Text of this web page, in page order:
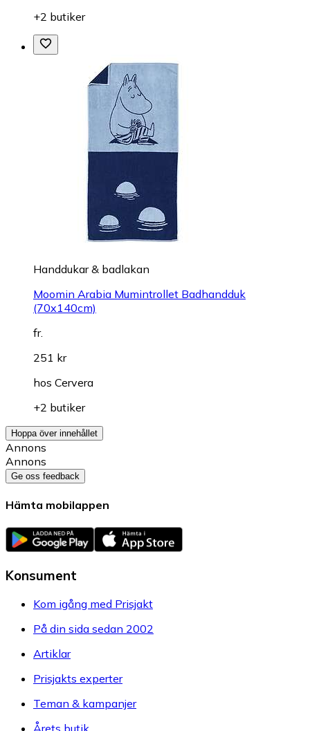
+2 butiker
Handdukar & badlakan
Moomin Arabia Mumintrollet Badhandduk
(70x140cm)
fr.
251 kr
hos Cervera
+2 butiker
Hoppa över innehållet
Annons
Annons
Ge oss feedback
Hämta mobilappen
Konsument
Kom igång med Prisjakt
På din sida sedan 2002
Artiklar
Prisjakts experter
Teman & kampanjer